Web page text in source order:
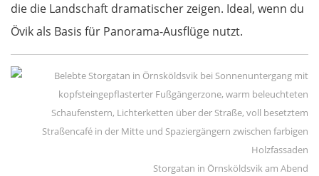
die die Landschaft dramatischer zeigen. Ideal, wenn du
Övik als Basis für Panorama-Ausflüge nutzt.
Storgatan in Örnsköldsvik am Abend
Dax
Bordeaux
Royan